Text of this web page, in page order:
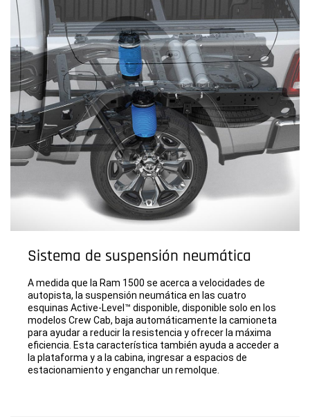
Sistema de suspensión neumática
A medida que la Ram 1500 se acerca a velocidades de
autopista, la suspensión neumática en las cuatro
esquinas Active-Level™ disponible, disponible solo en los
modelos Crew Cab, baja automáticamente la camioneta
para ayudar a reducir la resistencia y ofrecer la máxima
eficiencia. Esta característica también ayuda a acceder a
la plataforma y a la cabina, ingresar a espacios de
estacionamiento y enganchar un remolque.